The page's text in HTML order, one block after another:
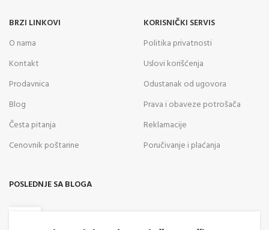
BRZI LINKOVI
O nama
Kontakt
Prodavnica
Blog
Česta pitanja
Cenovnik poštarine
KORISNIČKI SERVIS
Politika privatnosti
Uslovi korišćenja
Odustanak od ugovora
Prava i obaveze potrošača
Reklamacije
Poručivanje i plaćanja
POSLEDNJE SA BLOGA